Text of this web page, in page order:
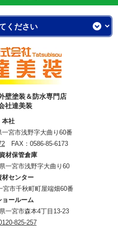
壁塗装＆防水専門店
社達美装
本社
宮市浅野字大曲り60番
FAX：0586-85-6173
材保管倉庫
一宮市浅野字大曲り60
材センター
宮市千秋町町屋端畑60番
ョールーム
一宮市森本4丁目13-23
825-257